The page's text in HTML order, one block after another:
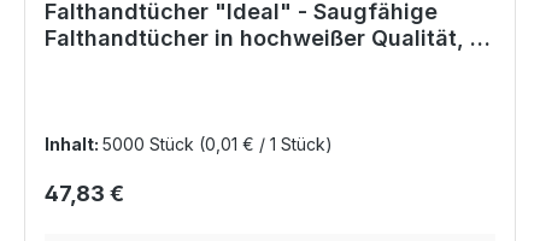
Falthandtücher "Ideal" - Saugfähige
Falthandtücher in hochweißer Qualität, 1-
Inhalt: 5000 Stück (0,01 € / 1 Stück)
Regulärer Preis:
47,83 €